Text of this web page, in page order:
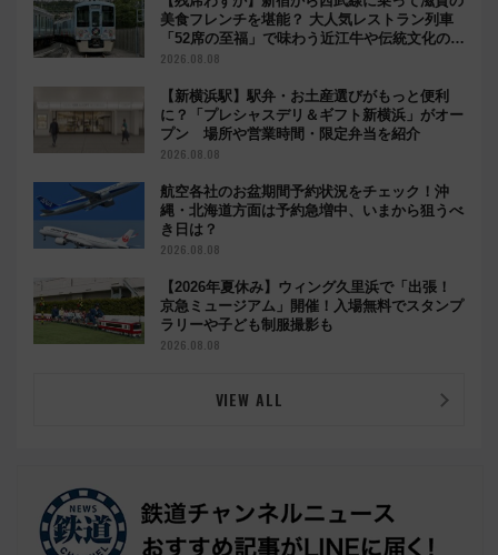
美食フレンチを堪能？ 大人気レストラン列車
「52席の至福」で味わう近江牛や伝統文化の特
別コラボ
2026.08.08
【新横浜駅】駅弁・お土産選びがもっと便利
に？「プレシャスデリ＆ギフト新横浜」がオー
プン 場所や営業時間・限定弁当を紹介
2026.08.08
航空各社のお盆期間予約状況をチェック！沖
縄・北海道方面は予約急増中、いまから狙うべ
き日は？
2026.08.08
【2026年夏休み】ウィング久里浜で「出張！
京急ミュージアム」開催！入場無料でスタンプ
ラリーや子ども制服撮影も
2026.08.08
VIEW ALL